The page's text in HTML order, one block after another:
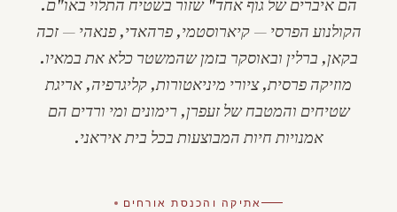
הם איברים של גוף אחד" שזור בשטיח התלוי באו"ם.
הקולנוע הפרסי — קיארוסטמי, פרהאדי, פנאהי — זכה
בקאן, ברלין ובאוסקר בזמן שהמשטר כלא את במאיו.
מוזיקה פרסית, ציורי מיניאטורות, קליגרפיה, אריגת
שטיחים והמטבח של זעפרן, רימונים ומי ורדים הם
אמנויות חיות המבוצעות בכל בית איראני.
אתיקה והכנסת אורחים